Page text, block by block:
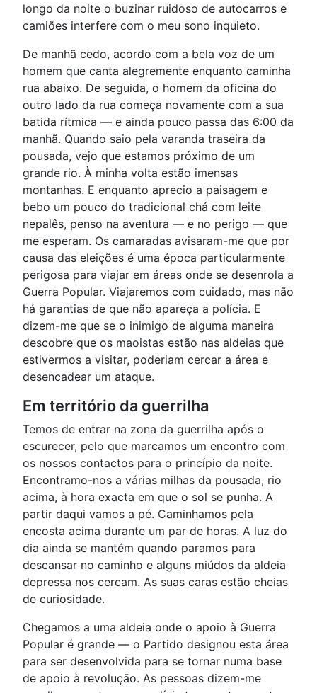
longo da noite o buzinar ruidoso de autocarros e
camiões interfere com o meu sono inquieto.
De manhã cedo, acordo com a bela voz de um
homem que canta alegremente enquanto caminha
rua abaixo. De seguida, o homem da oficina do
outro lado da rua começa novamente com a sua
batida rítmica — e ainda pouco passa das 6:00 da
manhã. Quando saio pela varanda traseira da
pousada, vejo que estamos próximo de um
grande rio. À minha volta estão imensas
montanhas. E enquanto aprecio a paisagem e
bebo um pouco do tradicional chá com leite
nepalês, penso na aventura — e no perigo — que
me esperam. Os camaradas avisaram-me que por
causa das eleições é uma época particularmente
perigosa para viajar em áreas onde se desenrola a
Guerra Popular. Viajaremos com cuidado, mas não
há garantias de que não apareça a polícia. E
dizem-me que se o inimigo de alguma maneira
descobre que os maoistas estão nas aldeias que
estivermos a visitar, poderiam cercar a área e
desencadear um ataque.
Em território da guerrilha
Temos de entrar na zona da guerrilha após o
escurecer, pelo que marcamos um encontro com
os nossos contactos para o princípio da noite.
Encontramo-nos a várias milhas da pousada, rio
acima, à hora exacta em que o sol se punha. A
partir daqui vamos a pé. Caminhamos pela
encosta acima durante um par de horas. A luz do
dia ainda se mantém quando paramos para
descansar no caminho e alguns miúdos da aldeia
depressa nos cercam. As suas caras estão cheias
de curiosidade.
Chegamos a uma aldeia onde o apoio à Guerra
Popular é grande — o Partido designou esta área
para ser desenvolvida para se tornar numa base
de apoio à revolução. As pessoas dizem-me